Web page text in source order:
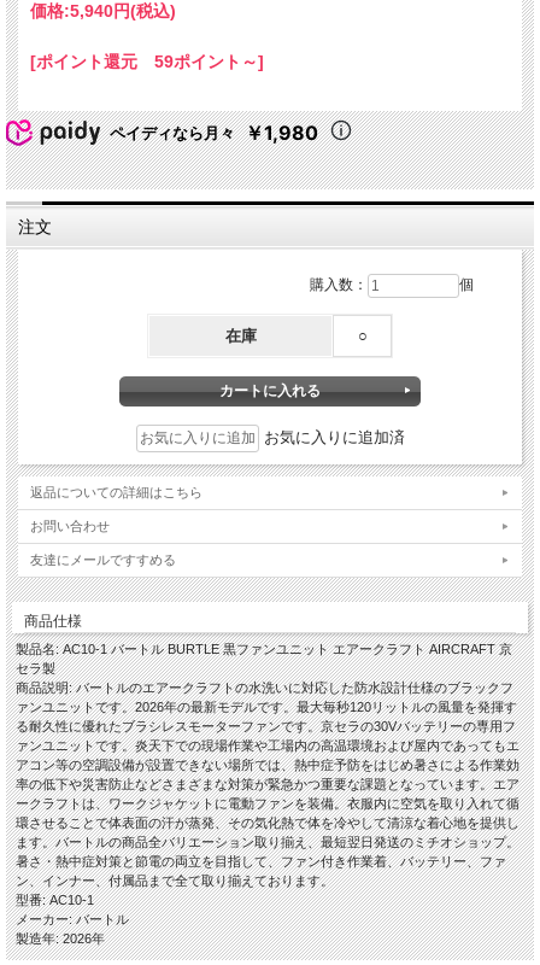
価格:5,940円(税込)
[ポイント還元 59ポイント～]
ペイディなら月々 ￥1,980
注文
購入数： 個
在庫 ○
お気に入りに追加済
返品についての詳細はこちら
お問い合わせ
友達にメールですすめる
商品仕様
製品名: AC10-1 バートル BURTLE 黒ファンユニット エアークラフト AIRCRAFT 京
セラ製
商品説明: バートルのエアークラフトの水洗いに対応した防水設計仕様のブラックフ
ァンユニットです。2026年の最新モデルです。最大毎秒120リットルの風量を発揮す
る耐久性に優れたブラシレスモーターファンです。京セラの30Vバッテリーの専用フ
ァンユニットです。炎天下での現場作業や工場内の高温環境および屋内であってもエ
アコン等の空調設備が設置できない場所では、熱中症予防をはじめ暑さによる作業効
率の低下や災害防止などさまざまな対策が緊急かつ重要な課題となっています。エア
ークラフトは、ワークジャケットに電動ファンを装備。衣服内に空気を取り入れて循
環させることで体表面の汗が蒸発、その気化熱で体を冷やして清涼な着心地を提供し
ます。バートルの商品全バリエーション取り揃え、最短翌日発送のミチオショップ。
暑さ・熱中症対策と節電の両立を目指して、ファン付き作業着、バッテリー、ファ
ン、インナー、付属品まで全て取り揃えております。
型番: AC10-1
メーカー: バートル
製造年: 2026年